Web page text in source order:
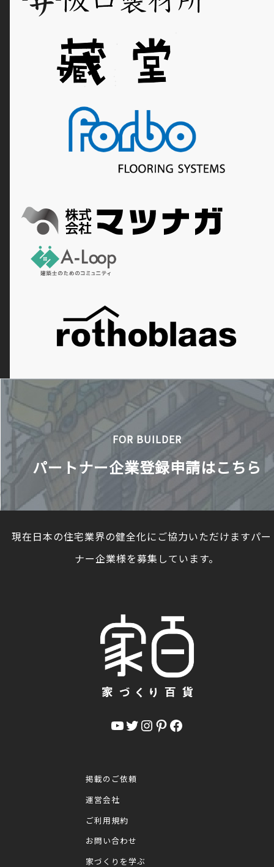
FOR BUILDER
パートナー企業登録申請はこちら
現在日本の住宅業界の健全化にご協力いただけますパ
ナー企業様を募集しています。
YouTube Twitter InstagramPinterest Facebook
掲載のご依頼
運営会社
ご利用規約
お問い合わせ
家づくりを学ぶ